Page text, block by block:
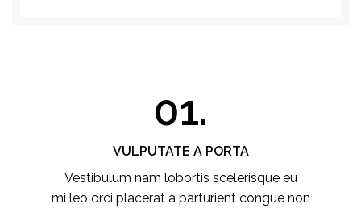
01.
VULPUTATE A PORTA
Vestibulum nam lobortis scelerisque eu
mi leo orci placerat a parturient congue non